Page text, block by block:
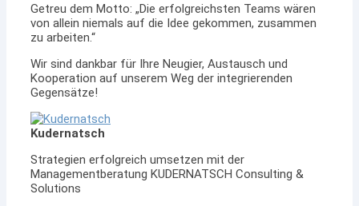
Getreu dem Motto: „Die erfolgreichsten Teams wären
von allein niemals auf die Idee gekommen, zusammen
zu arbeiten.“
Wir sind dankbar für Ihre Neugier, Austausch und
Kooperation auf unserem Weg der integrierenden
Gegensätze!
Kudernatsch
Strategien erfolgreich umsetzen mit der
Managementberatung KUDERNATSCH Consulting &
Solutions